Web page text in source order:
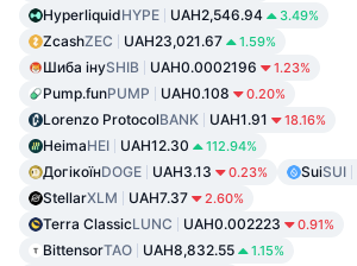
HyperliquidHYPE UAH2,546.94 3.49%
ZcashZEC UAH23,021.67 1.59%
Шиба інуSHIB UAH0.0002196 1.23%
Pump.funPUMP UAH0.108 0.20%
Lorenzo ProtocolBANK UAH1.91 18.16%
HeimaHEI UAH12.30 112.94%
ДогікоїнDOGE UAH3.13 0.23% SuiSUI
StellarXLM UAH7.37 2.60%
Terra ClassicLUNC UAH0.002223 0.91%
BittensorTAO UAH8,832.55 1.15%